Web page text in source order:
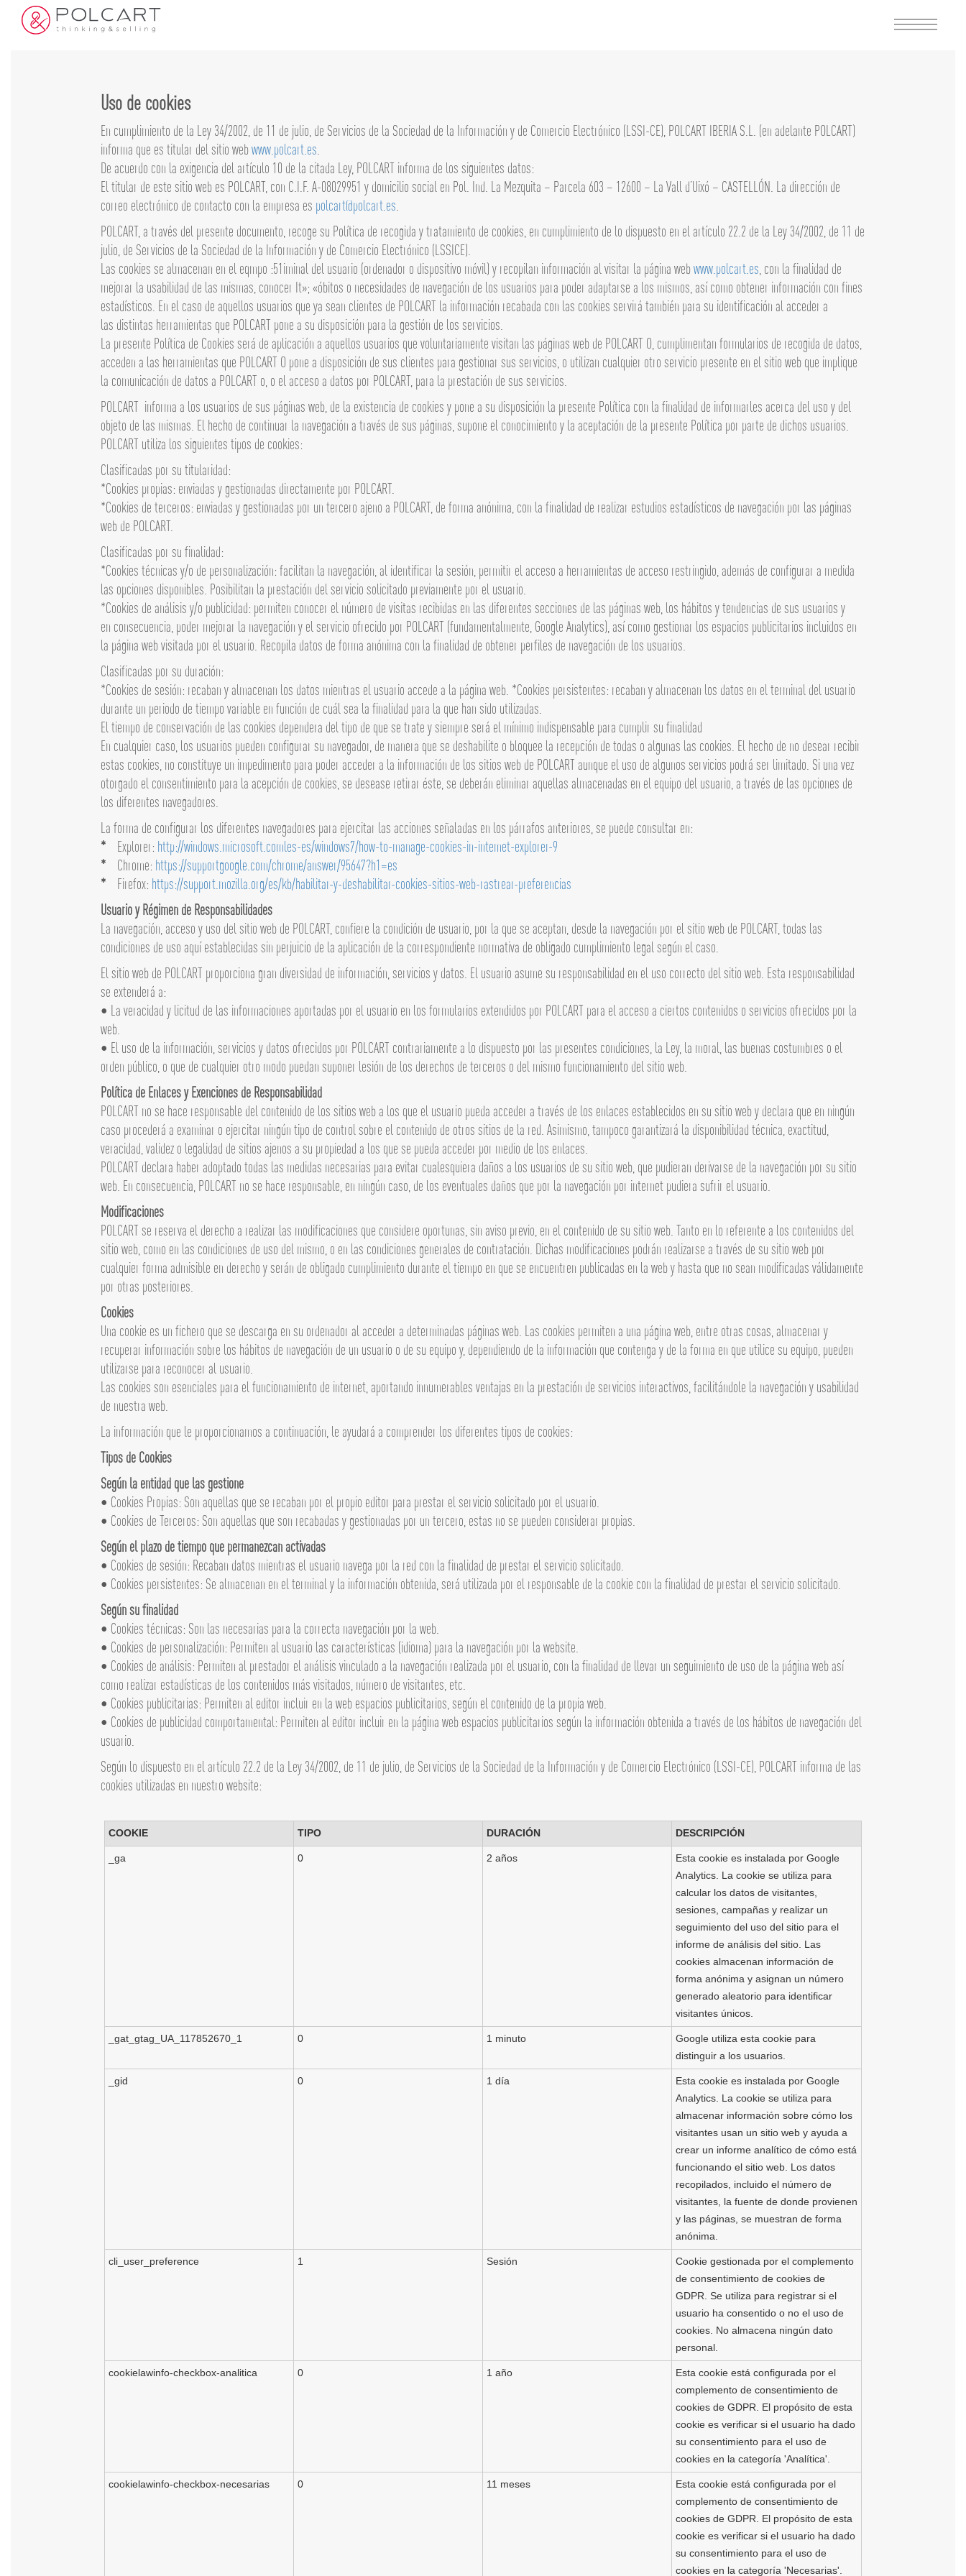
Uso de cookies
En cumplimiento de la Ley 34/2002, de 11 de julio, de Servicios de la Sociedad de la Información y de Comercio Electrónico (LSSI-CE), POLCART IBERIA S.L. (en adelante POLCART)
informa que es titular del sitio web www.polcart.es
De acuerdo con la exigencia del artículo 10 de la citada Ley, POLCART informa de los siguientes datos:
El titular de este sitio web es POLCART, con C.I.F. A-08029951 y domicilio social en Pol. Ind. La Mezquita – Parcela 603 – 12600 – La Vall d’Uixó – CASTELLÓN. La dirección de
correo electrónico de contacto con la empresa es polcart@polcart.es
POLCART, a través del presente documento, recoge su Política de recogida y tratamiento de cookies, en cumplimiento de lo dispuesto en el artículo 22.2 de la Ley 34/2002, de 11 de
julio, de Servicios de la Sociedad de la Información y de Comercio Electrónico (LSSICE).
Las cookies se almacenan en el eqmpo :51iminal del usuario (ordenador o dispositivo móvil) y recopilan información al visitar la página web www.polcart.es , con la finalidad de
mejorar la usabilidad de las mismas, conocer It»; «óbitos o necesidades de navegación de los usuarios para poder adaptarse a los mismos, así como obtener información con fines
estadísticos. En el caso de aquellos usuarios que ya sean clientes de POLCART la información recabada con las cookies servirá también para su identificación al acceder a
las distintas herramientas que POLCART pone a su disposición para la gestión de los servicios.
La presente Política de Cookies será de aplicación a aquellos usuarios que voluntariamente visitan las páginas web de POLCART O, cumplimentan formularios de recogida de datos,
acceden a las herramientas que POLCART O pone a disposición de sus clientes para gestionar sus servicios, o utilizan cualquier otro servicio presente en el sitio web que implique
la comunicación de datos a POLCART o, o el acceso a datos por POLCART, para la prestación de sus servicios.
POLCART informa a los usuarios de sus páginas web, de la existencia de cookies y pone a su disposición la presente Política con la finalidad de informarles acerca del uso y del
objeto de las mismas. El hecho de continuar la navegación a través de sus páginas, supone el conocimiento y la aceptación de la presente Política por parte de dichos usuarios.
POLCART utiliza los siguientes tipos de cookies:
Clasificadas por su titularidad:
*Cookies propias: enviadas y gestionadas directamente por POLCART.
*Cookies de terceros: enviadas y gestionadas por un tercero ajeno a POLCART, de forma anónima, con la finalidad de realizar estudios estadísticos de navegación por las páginas
web de POLCART.
Clasificadas por su finalidad:
*Cookies técnicas y/o de personalización: facilitan la navegación, al identificar la sesión, permitir el acceso a herramientas de acceso restringido, además de configurar a medida
las opciones disponibles. Posibilitan la prestación del servicio solicitado previamente por el usuario.
*Cookies de análisis y/o publicidad: permiten conocer el número de visitas recibidas en las diferentes secciones de las páginas web, los hábitos y tendencias de sus usuarios y
en consecuencia, poder mejorar la navegación y el servicio ofrecido por POLCART (fundamentalmente, Google Analytics), así como gestionar los espacios publicitarios incluidos en
la página web visitada por el usuario. Recopila datos de forma anónima con la finalidad de obtener perfiles de navegación de los usuarios.
Clasificadas por su duración:
*Cookies de sesión: recaban y almacenan los datos mientras el usuario accede a la página web. *Cookies persistentes: recaban y almacenan los datos en el terminal del usuario
durante un periodo de tiempo variable en función de cuál sea la finalidad para la que han sido utilizadas.
El tiempo de conservación de las cookies dependera del tipo de que se trate y siempre será el mínimo indispensable para cumplir su finalidad
En cualquier caso, los usuarios pueden configurar su navegador, de manera que se deshabilite o bloquee la recepción de todas o algunas las cookies. El hecho de no desear recibir
estas cookies, no constituye un impedimento para poder acceder a la información de los sitios web de POLCART aunque el uso de algunos servicios podrá ser limitado. Si una vez
otorgado el consentimiento para la acepción de cookies, se desease retirar éste, se deberán eliminar aquellas almacenadas en el equipo del usuario, a través de las opciones de
los diferentes navegadores.
La forma de configurar los diferentes navegadores para ejercitar las acciones señaladas en los párrafos anteriores, se puede consultar en:
* Explorer: http://windows.microsoft.comles-es/windows7/how-to-manage-cookies-in-intemet-explorer-9
* Chrome: https://supportgoogle.com/chrome/answer/95647?h1=es
* Firefox: https://support.mozilla.org/es/kb/habilitar-y-deshabilitar-cookies-sitios-web-rastrear-preferencias
Usuario y Régimen de Responsabilidades
La navegación, acceso y uso del sitio web de POLCART, confiere la condición de usuario, por la que se aceptan, desde la navegación por el sitio web de POLCART, todas las
condiciones de uso aquí establecidas sin perjuicio de la aplicación de la correspondiente normativa de obligado cumplimiento legal según el caso.
El sitio web de POLCART proporciona gran diversidad de información, servicios y datos. El usuario asume su responsabilidad en el uso correcto del sitio web. Esta responsabilidad
se extenderá a:
• La veracidad y licitud de las informaciones aportadas por el usuario en los formularios extendidos por POLCART para el acceso a ciertos contenidos o servicios ofrecidos por la
web.
• El uso de la información, servicios y datos ofrecidos por POLCART contrariamente a lo dispuesto por las presentes condiciones, la Ley, la moral, las buenas costumbres o el
orden público, o que de cualquier otro modo puedan suponer lesión de los derechos de terceros o del mismo funcionamiento del sitio web.
Política de Enlaces y Exenciones de Responsabilidad
POLCART no se hace responsable del contenido de los sitios web a los que el usuario pueda acceder a través de los enlaces establecidos en su sitio web y declara que en ningún
caso procederá a examinar o ejercitar ningún tipo de control sobre el contenido de otros sitios de la red. Asimismo, tampoco garantizará la disponibilidad técnica, exactitud,
veracidad, validez o legalidad de sitios ajenos a su propiedad a los que se pueda acceder por medio de los enlaces.
POLCART declara haber adoptado todas las medidas necesarias para evitar cualesquiera daños a los usuarios de su sitio web, que pudieran derivarse de la navegación por su sitio
web. En consecuencia, POLCART no se hace responsable, en ningún caso, de los eventuales daños que por la navegación por internet pudiera sufrir el usuario.
Modificaciones
POLCART se reserva el derecho a realizar las modificaciones que considere oportunas, sin aviso previo, en el contenido de su sitio web. Tanto en lo referente a los contenidos del
sitio web, como en las condiciones de uso del mismo, o en las condiciones generales de contratación. Dichas modificaciones podrán realizarse a través de su sitio web por
cualquier forma admisible en derecho y serán de obligado cumplimiento durante el tiempo en que se encuentren publicadas en la web y hasta que no sean modificadas válidamente
por otras posteriores.
Cookies
Una cookie es un fichero que se descarga en su ordenador al acceder a determinadas páginas web. Las cookies permiten a una página web, entre otras cosas, almacenar y
recuperar información sobre los hábitos de navegación de un usuario o de su equipo y, dependiendo de la información que contenga y de la forma en que utilice su equipo, pueden
utilizarse para reconocer al usuario.
Las cookies son esenciales para el funcionamiento de internet, aportando innumerables ventajas en la prestación de servicios interactivos, facilitándole la navegación y usabilidad
de nuestra web.
La información que le proporcionamos a continuación, le ayudará a comprender los diferentes tipos de cookies:
Tipos de Cookies
Según la entidad que las gestione
• Cookies Propias: Son aquellas que se recaban por el propio editor para prestar el servicio solicitado por el usuario.
• Cookies de Terceros: Son aquellas que son recabadas y gestionadas por un tercero, estas no se pueden considerar propias.
Según el plazo de tiempo que permanezcan activadas
• Cookies de sesión: Recaban datos mientras el usuario navega por la red con la finalidad de prestar el servicio solicitado.
• Cookies persistentes: Se almacenan en el terminal y la información obtenida, será utilizada por el responsable de la cookie con la finalidad de prestar el servicio solicitado.
Según su finalidad
• Cookies técnicas: Son las necesarias para la correcta navegación por la web.
• Cookies de personalización: Permiten al usuario las características (idioma) para la navegación por la website.
• Cookies de análisis: Permiten al prestador el análisis vinculado a la navegación realizada por el usuario, con la finalidad de llevar un seguimiento de uso de la página web así
como realizar estadísticas de los contenidos más visitados, número de visitantes, etc.
• Cookies publicitarias: Permiten al editor incluir en la web espacios publicitarios, según el contenido de la propia web.
• Cookies de publicidad comportamental: Permiten al editor incluir en la página web espacios publicitarios según la información obtenida a través de los hábitos de navegación del
usuario.
Según lo dispuesto en el artículo 22.2 de la Ley 34/2002, de 11 de julio, de Servicios de la Sociedad de la Información y de Comercio Electrónico (LSSI-CE), POLCART informa de las
cookies utilizadas en nuestro website:
COOKIE TIPO DURACIÓN DESCRIPCIÓN
_ga 0 2 años
Esta cookie es instalada por Google
Analytics. La cookie se utiliza para
calcular los datos de visitantes,
sesiones, campañas y realizar un
seguimiento del uso del sitio para el
informe de análisis del sitio. Las
cookies almacenan información de
forma anónima y asignan un número
generado aleatorio para identificar
visitantes únicos.
_gat_gtag_UA_117852670_1 0 1 minuto
Google utiliza esta cookie para
distinguir a los usuarios.
_gid 0 1 día
Esta cookie es instalada por Google
Analytics. La cookie se utiliza para
almacenar información sobre cómo los
visitantes usan un sitio web y ayuda a
crear un informe analítico de cómo está
funcionando el sitio web. Los datos
recopilados, incluido el número de
visitantes, la fuente de donde provienen
y las páginas, se muestran de forma
anónima.
cli_user_preference 1 Sesión
Cookie gestionada por el complemento
de consentimiento de cookies de
GDPR. Se utiliza para registrar si el
usuario ha consentido o no el uso de
cookies. No almacena ningún dato
personal.
cookielawinfo-checkbox-analitica 0 1 año
Esta cookie está configurada por el
complemento de consentimiento de
cookies de GDPR. El propósito de esta
cookie es verificar si el usuario ha dado
su consentimiento para el uso de
cookies en la categoría 'Analítica'.
cookielawinfo-checkbox-necesarias 0 11 meses
Esta cookie está configurada por el
complemento de consentimiento de
cookies de GDPR. El propósito de esta
cookie es verificar si el usuario ha dado
su consentimiento para el uso de
cookies en la categoría 'Necesarias'.